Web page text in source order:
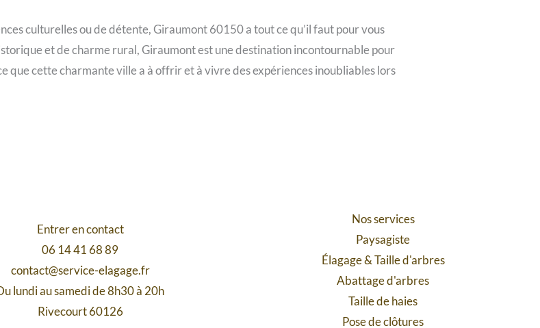
culturelles ou de détente, Giraumont 60150 a tout ce qu’il faut pour vous
et de charme rural, Giraumont est une destination incontournable pour
que cette charmante ville a à offrir et à vivre des expériences inoubliables lors
Entrer en contact
06 14 41 68 89
contact@service-elagage.fr
lundi au samedi de 8h30 à 20h
Rivecourt 60126
Nos services
Paysagiste
Élagage&Taille d'arbres
Abattage d'arbres
Taille de haies
Pose de clôtures